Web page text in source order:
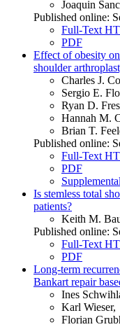
Joaquin
Published online:
Full-Text
PDF
Effect of obesity
shoulder
Charles J.
Sergio E.
Ryan D.
Hannah M.
Brian T.
Published online:
Full-Text
PDF
Is stemless total
patients?
Keith M.
Published online:
Full-Text
PDF
Long-term
Bankart repair
Ines
Karl Wieser,
Florian